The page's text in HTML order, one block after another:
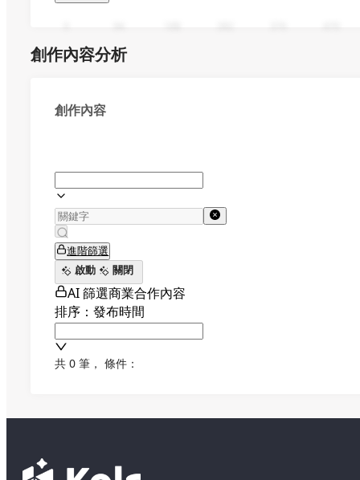
創作內容分析
創作內容
進階篩選
啟動
關閉
AI 篩選商業合作內容
排序：發布時間
共 0 筆 ， 條件：